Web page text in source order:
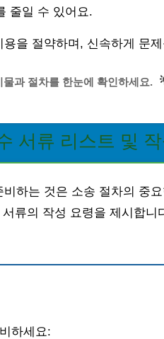
줄일 수 있어요.
을 절약하며, 신속하게 문
과 절차를 한눈에 확인하세요.
서류 리스트 및
하는 것은 소송 절차의 중
류의 작성 요령을 제시합니
하세요: